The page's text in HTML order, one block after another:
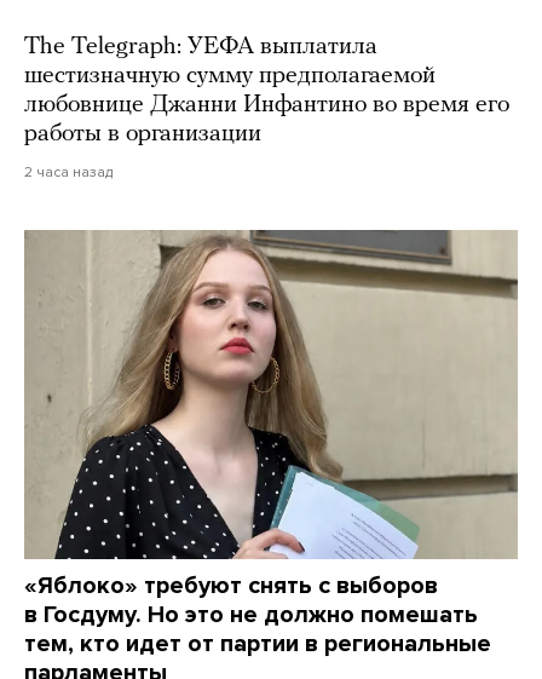
The Telegraph: УЕФА выплатила
шестизначную сумму предполагаемой
любовнице Джанни Инфантино во время его
работы в организации
2 часа назад
«Яблоко» требуют снять с выборов
в Госдуму. Но это не должно помешать
тем, кто идет от партии в региональные
парламенты